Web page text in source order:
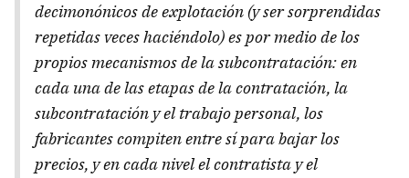
decimonónicos de explotación (y ser sorprendidas
repetidas veces haciéndolo) es por medio de los
propios mecanismos de la subcontratación: en
cada una de las etapas de la contratación, la
subcontratación y el trabajo personal, los
fabricantes compiten entre sí para bajar los
precios, y en cada nivel el contratista y el